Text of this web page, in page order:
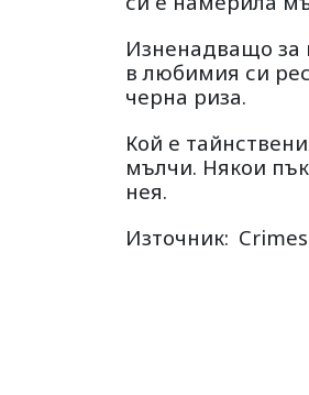
Изненадващо за
в любимия си
черна риза.
Кой е
мълчи. Някои
нея.
Източник: